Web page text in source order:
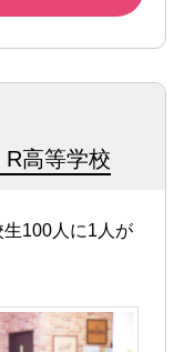
高等学校
100人に1人が